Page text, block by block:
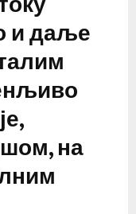
и даље
на